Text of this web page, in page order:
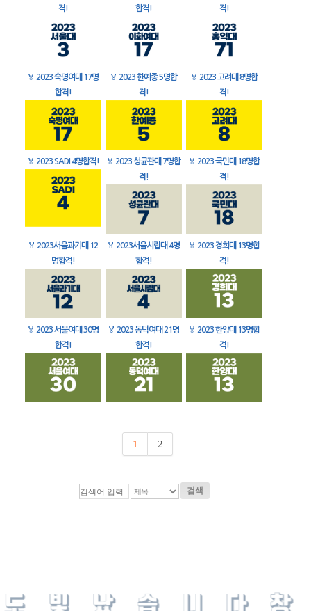
격!
합격!
격!
🏅 2023 숙명여대 17명
합격!
🏅 2023 한예종 5명합
격!
🏅 2023 고려대 8명합
격!
🏅 2023 SADI 4명합격! 🏅 2023 성균관대 7명합
격!
🏅 2023 국민대 18명합
격!
🏅 2023서울과기대 12
명합격!
🏅 2023서울시립대 4명
합격!
🏅 2023 경희대 13명합
격!
🏅 2023 서울여대 30명
합격!
🏅 2023 동덕여대 21명
합격!
🏅 2023 한양대 13명합
격!
1 2
검색